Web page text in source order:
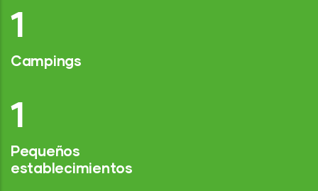
2
Campings
1
Pequeños
establecimientos